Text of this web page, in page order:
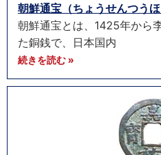
朝鮮通宝（ちょうせんつう
朝鮮通宝とは、1425年から
た銅銭で、日本国内
続きを読む »